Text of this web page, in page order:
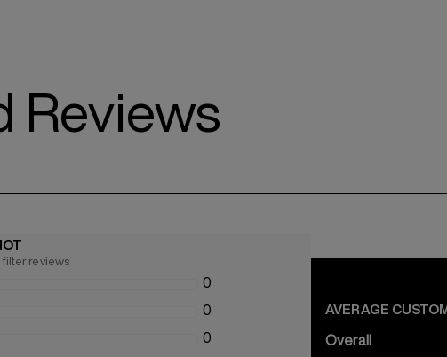
Reviews
filter reviews
0
0
0
AVERAGE
Overall